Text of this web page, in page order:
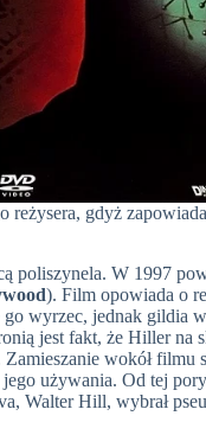
reżysera, gdyż
poliszynela. W 1997
). Film opowiada o
wyrzec, jednak gildia
jest fakt, że Hiller na
wokół filmu
używania. Od tej
Walter Hill, wybrał